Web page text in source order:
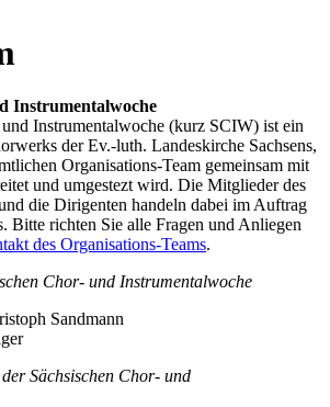
Instrumentalwoche
Instrumentalwoche (kurz SCIW) ist ein
der Ev.-luth. Landeskirche Sachsens,
Organisations-Team gemeinsam mit
und umgestezt wird. Die Mitglieder des
die Dirigenten handeln dabei im Auftrag
Bitte richten Sie alle Fragen und Anliegen
des Organisations-Teams.
Chor- und Instrumentalwoche
Sandmann
Sächsischen Chor- und